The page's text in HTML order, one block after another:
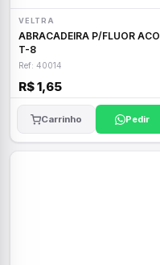
VELTRA
ABRACADEIRA P/FLUOR ACO
T-8
Ref: 40014
R$ 1,65
Carrinho Pedir